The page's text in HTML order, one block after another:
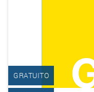
GRATUITO